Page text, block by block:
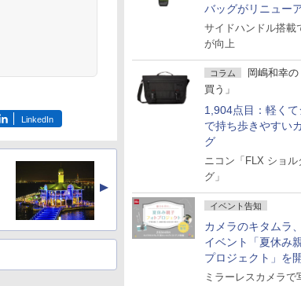
バッグがリニュー
サイドハンドル搭載
が向上
コラム
岡嶋和幸
買う」
1,904点目：軽く
で持ち歩きやすい
グ
ニコン「FLX ショル
グ」
イベント告知
カメラのキタムラ
イベント「夏休み
プロジェクト」を
ミラーレスカメラで
LinkedIn
▲